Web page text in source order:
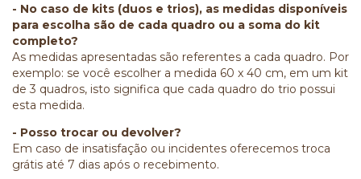
- No caso de kits (duos e trios), as medidas disponíveis
para escolha são de cada quadro ou a soma do kit
completo?
As medidas apresentadas são referentes a cada quadro. Por
exemplo: se você escolher a medida 60 x 40 cm, em um kit
de 3 quadros, isto significa que cada quadro do trio possui
esta medida.
- Posso trocar ou devolver?
Em caso de insatisfação ou incidentes oferecemos troca
grátis até 7 dias após o recebimento.